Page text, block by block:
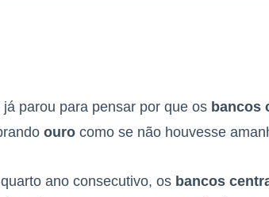
já parou para pensar por que os bancos
ourocomo se não houvesse
ano consecutivo, os bancos